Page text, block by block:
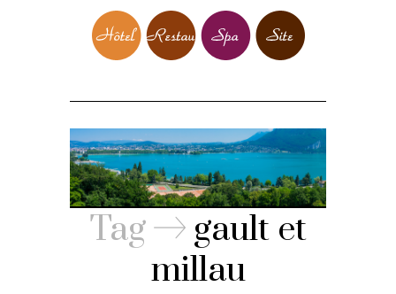
Tag
gault et
millau